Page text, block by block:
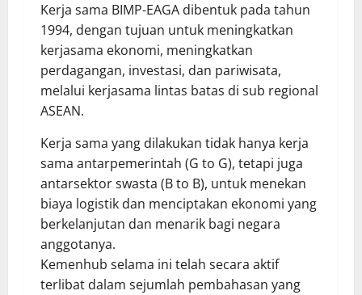
Kerja sama BIMP-EAGA dibentuk pada tahun
1994, dengan tujuan untuk meningkatkan
kerjasama ekonomi, meningkatkan
perdagangan, investasi, dan pariwisata,
melalui kerjasama lintas batas di sub regional
ASEAN.
Kerja sama yang dilakukan tidak hanya kerja
sama antarpemerintah (G to G), tetapi juga
antarsektor swasta (B to B), untuk menekan
biaya logistik dan menciptakan ekonomi yang
berkelanjutan dan menarik bagi negara
anggotanya.
Kemenhub selama ini telah secara aktif
terlibat dalam sejumlah pembahasan yang